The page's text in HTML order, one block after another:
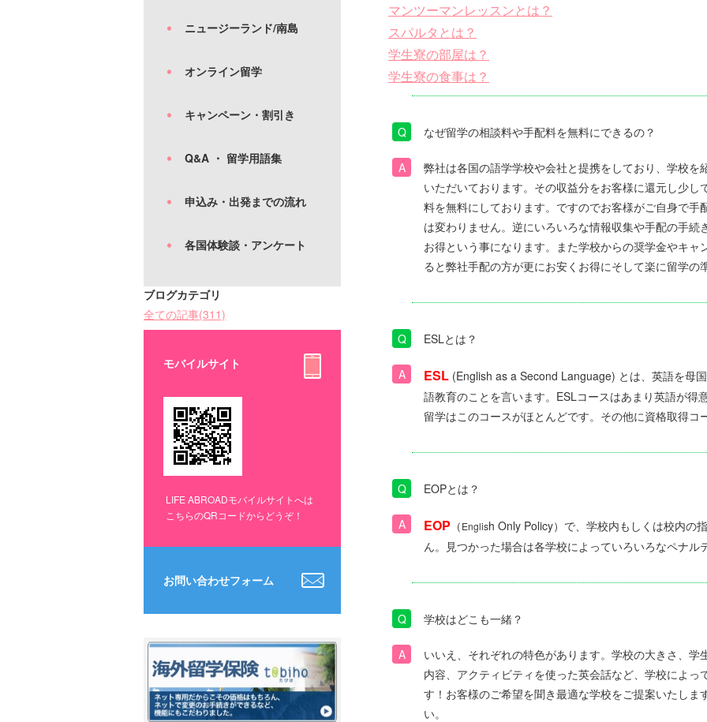
マンツーマンレッスンとは？
スパルタとは？
学生寮の部屋は？
学生寮の食事は？
なぜ留学の相談料や手配料を無料にできるの？
弊社は各国の語学学校や会社と提携をしており、学校
いただいております。その収益分をお客様に還元し少
料を無料にしております。ですのでお客様がご自身で
は変わりません。逆にいろいろな情報収集や手配の手
お得という事になります。また学校からの奨学金やキ
ると弊社手配の方が更にお安くお得にそして楽に留学の
ESLとは？
ESL (English as a Second Language) とは、英語を母
語教育のことを言います。ESLコースはあまり英語が得
留学はこのコースがほとんどです。その他に資格取得
EOPとは？
EOP （English Only Policy）で、学校内もしくは校内の
ん。見つかった場合は各学校によっていろいろなペナル
学校はどこも一緒？
いいえ、それぞれの特色があります。学校の大きさ、
内容、アクティビティを使った英会話など、学校によ
す！お客様のご希望を聞き最適な学校をご提案いたし
い。
ニュージーランド/南島
オンライン留学
キャンペーン・割引き
Q&A ・ 留学用語集
申込み・出発までの流れ
各国体験談・アンケート
ブログカテゴリ
全ての記事(311)
モバイルサイト
LIFE ABROADモバイルサイトへは
こちらのQRコードからどうぞ！
お問い合わせフォーム